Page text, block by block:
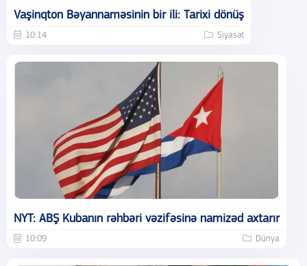
Vaşinqton Bəyannaməsinin bir ili: Tarixi dönüş
10:14 Siyasət
NYT: ABŞ Kubanın rəhbəri vəzifəsinə namizəd axtarır
10:09 Dünya